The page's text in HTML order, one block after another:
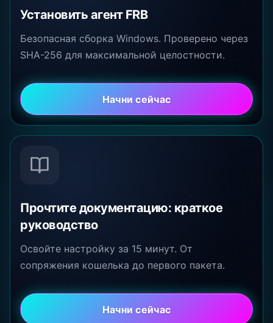
Установить агент FRB
Безопасная сборка Windows. Проверено через
SHA-256 для максимальной целостности.
Начни сейчас
Прочтите документацию: краткое
руководство
Освойте настройку за 15 минут. От
сопряжения кошелька до первого пакета.
Начни сейчас